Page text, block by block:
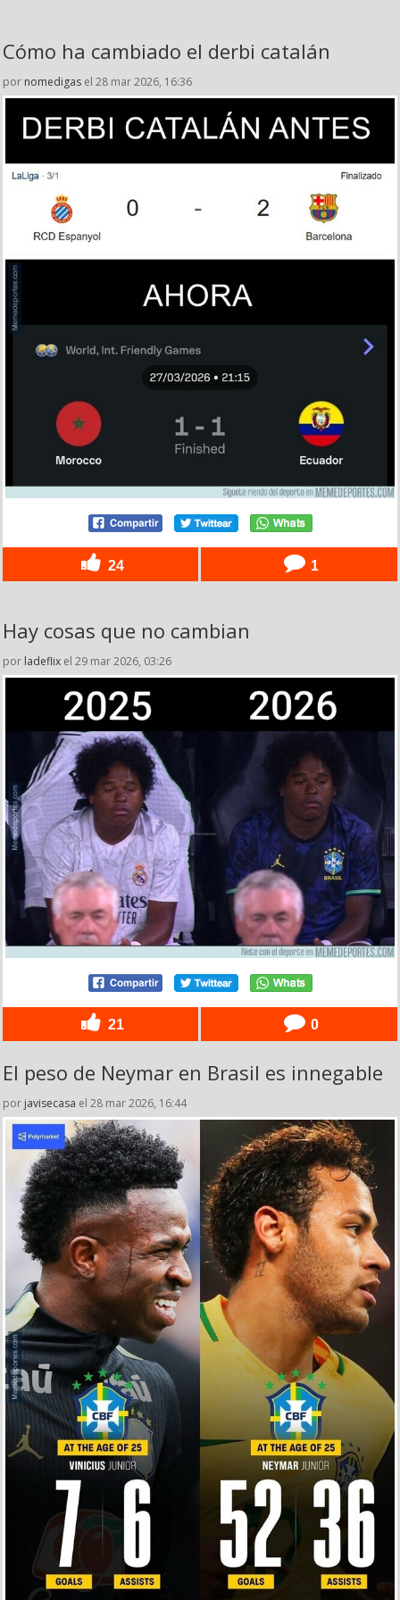
Cómo ha cambiado el derbi catalán
por nomedigas el 28 mar 2026, 16:36
24 1
Hay cosas que no cambian
por ladeflix el 29 mar 2026, 03:26
21 0
El peso de Neymar en Brasil es innegable
por javisecasa el 28 mar 2026, 16:44